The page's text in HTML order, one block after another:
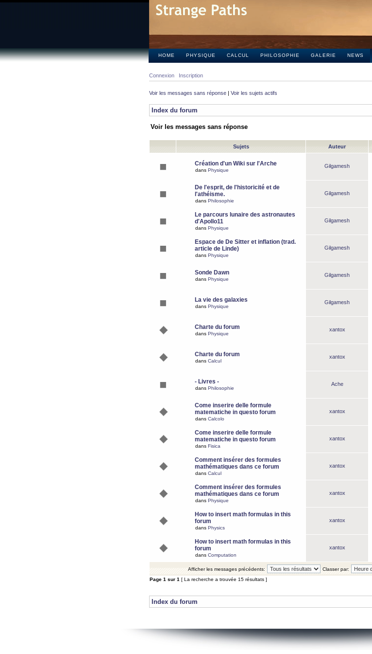
HOME PHYSIQUE CALCUL PHILOSOPHIE GALERIE NEWS
Connexion Inscription
Voir les messages sans réponse | Voir les sujets actifs
Index du forum
Voir les messages sans réponse
Sujets Auteur
Création d'un Wiki sur l'Arche
dans Physique
Gilgamesh
De l'esprit, de l'historicité et de
l'athéisme.
dans Philosophie
Gilgamesh
Le parcours lunaire des astronautes
d'Apollo11
dans Physique
Gilgamesh
Espace de De Sitter et inflation (trad.
article de Linde)
dans Physique
Gilgamesh
Sonde Dawn
dans Physique
Gilgamesh
La vie des galaxies
dans Physique
Gilgamesh
Charte du forum
dans Physique
xantox
Charte du forum
dans Calcul
xantox
- Livres -
dans Philosophie
Ache
Come inserire delle formule
matematiche in questo forum
dans Calcolo
xantox
Come inserire delle formule
matematiche in questo forum
dans Fisica
xantox
Comment insérer des formules
mathématiques dans ce forum
dans Calcul
xantox
Comment insérer des formules
mathématiques dans ce forum
dans Physique
xantox
How to insert math formulas in this
forum
dans Physics
xantox
How to insert math formulas in this
forum
dans Computation
xantox
Afficher les messages précédents:
Classer par:
Page 1 sur 1 [ La recherche a trouvée 15 résultats ]
Index du forum